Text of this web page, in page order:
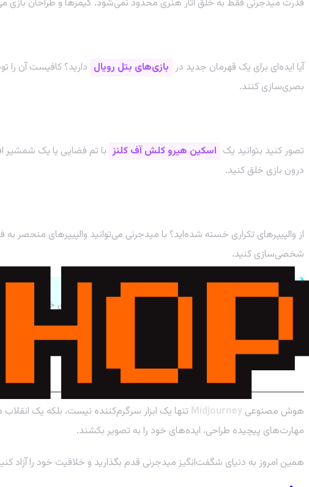
قدرت میدجرنی فقط به خلق آثار هنری محدود نمی‌شود. گیمرها و طراحان بازی
آیا ایده‌ای برای یک قهرمان جدید در بازی‌های بتل رویال دارید؟ کافیست آن را
بصری‌سازی کنند.
تصور کنید بتوانید یک اسکین هیرو کلش آف کلنز با تم فضایی یا یک شمشیر
درون بازی خلق کنید.
از والپیپرهای تکراری خسته شده‌اید؟ با میدجرنی می‌توانید والپیپرهای
شخصی‌سازی کنید.
جمع‌بندی: آینده خلق محتوا در دستان شماست
هوش مصنوعی Midjourney تنها یک ابزار سرگرم‌کننده نیست، بلکه یک
مهارت‌های پیچیده طراحی، ایده‌های خود را به تصویر بکشند.
همین امروز به دنیای شگفت‌انگیز میدجرنی قدم بگذارید و خلاقیت خود را آزاد